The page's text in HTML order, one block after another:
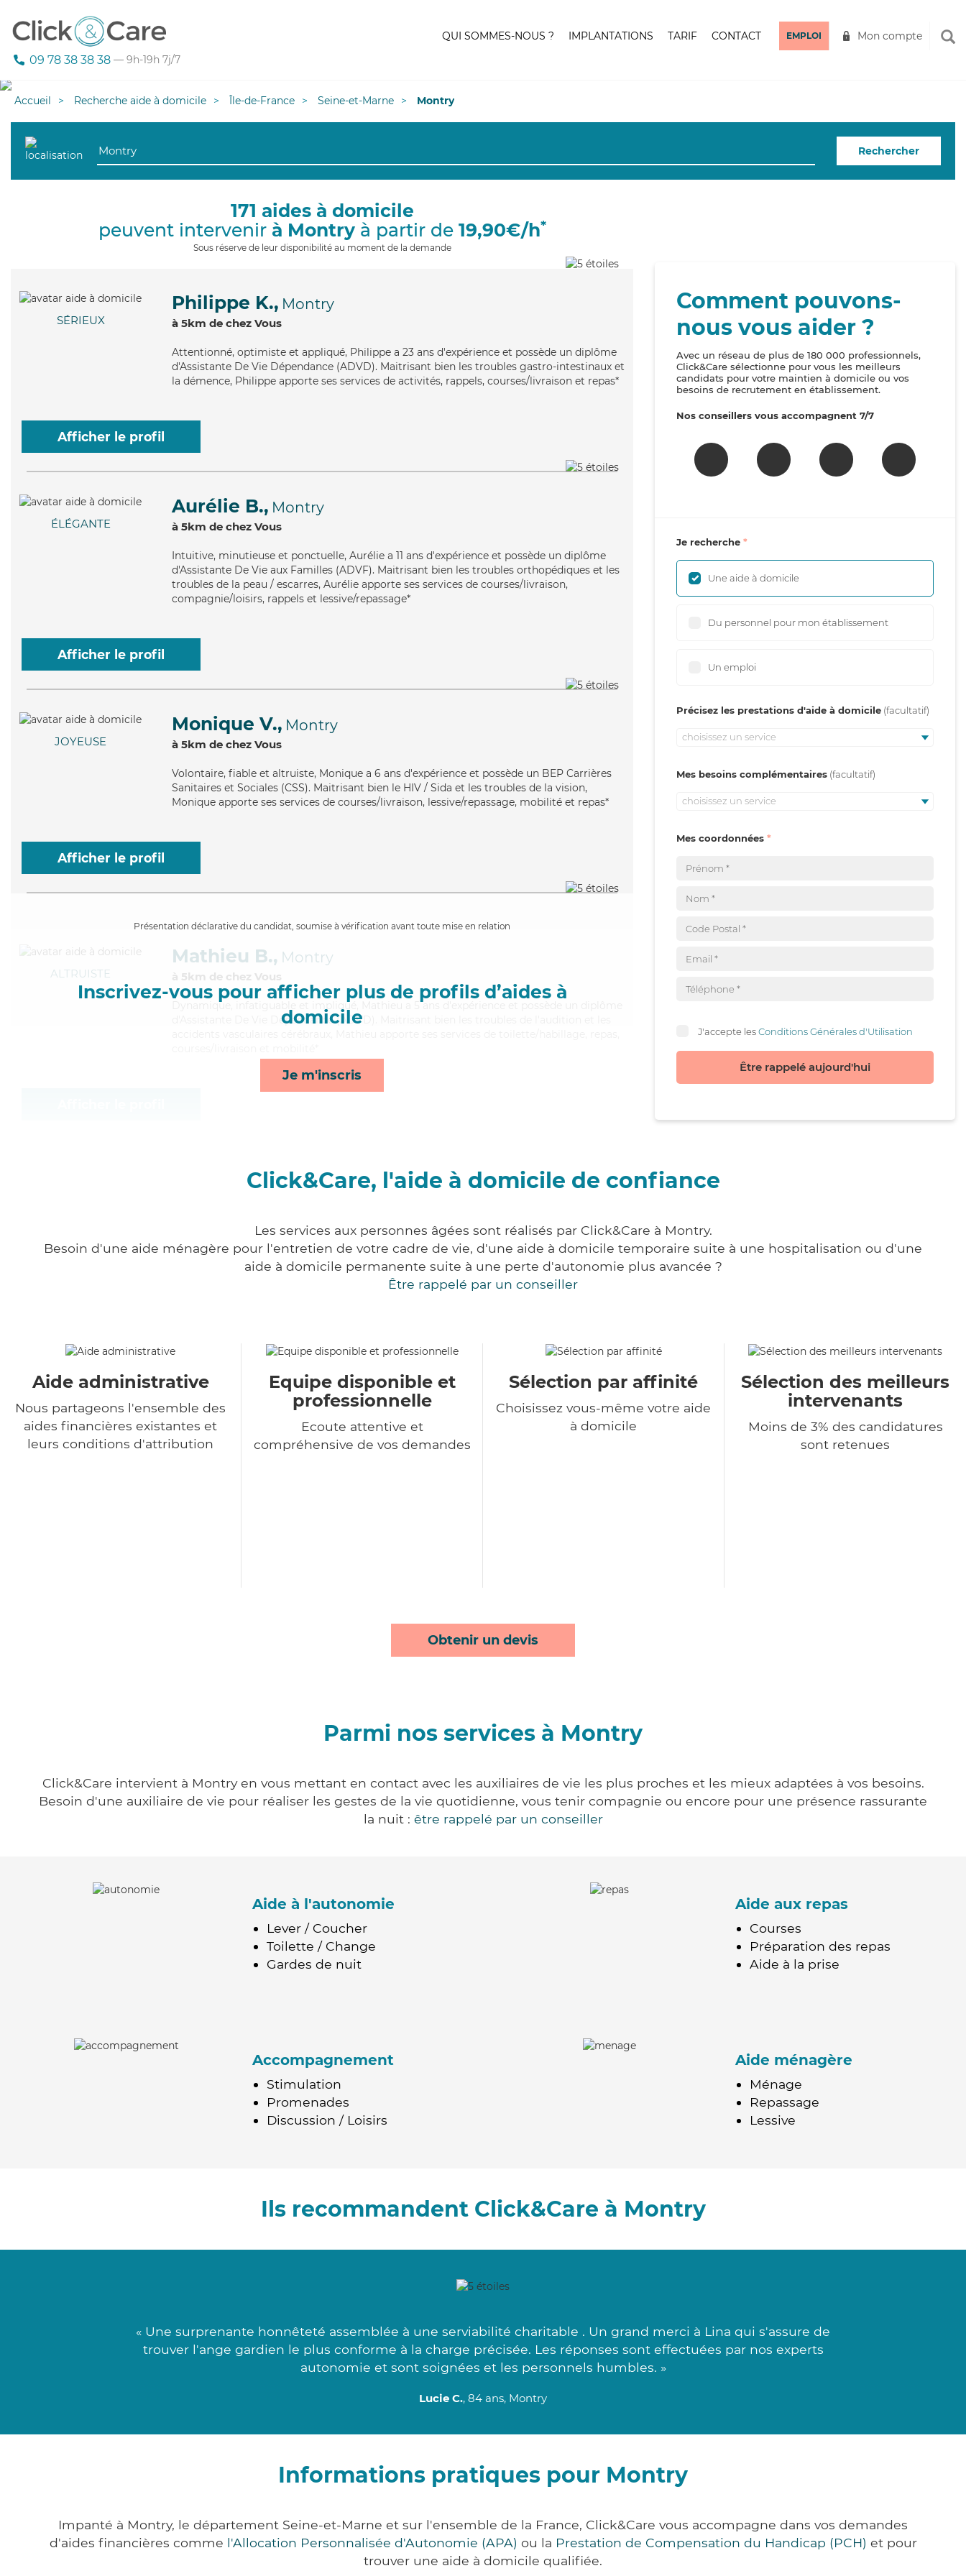
09 78 38 38 38 — 9h-19h 7j/7
QUI SOMMES-NOUS ? IMPLANTATIONS TARIF CONTACT EMPLOI Mon compte
Accueil Recherche aide à domicile Île-de-France Seine-et-Marne Montry
Rechercher
171 aides à domicile
peuvent intervenir à Montryà partir de 19,90€/h*
Sous réserve de leur disponibilité au moment de la demande
SÉRIEUX
Philippe K., Montry
à 5km de chez Vous
Attentionné, optimiste et appliqué, Philippe a 23 ans d'expérience et possède un diplôme
d'Assistante De Vie Dépendance (ADVD). Maitrisant bien les troubles gastro-intestinaux et
la démence, Philippe apporte ses services de activités, rappels, courses/livraison et repas*
Afficher le profil
ÉLÉGANTE
Aurélie B., Montry
à 5km de chez Vous
Intuitive, minutieuse et ponctuelle, Aurélie a 11 ans d'expérience et possède un diplôme
d'Assistante De Vie aux Familles (ADVF). Maitrisant bien les troubles orthopédiques et les
troubles de la peau / escarres, Aurélie apporte ses services de courses/livraison,
compagnie/loisirs, rappels et lessive/repassage*
Afficher le profil
JOYEUSE
Monique V., Montry
à 5km de chez Vous
Volontaire, fiable et altruiste, Monique a 6 ans d'expérience et possède un BEP Carrières
Sanitaires et Sociales (CSS). Maitrisant bien le HIV / Sida et les troubles de la vision,
Monique apporte ses services de courses/livraison, lessive/repassage, mobilité et repas*
Afficher le profil
Présentation déclarative du candidat, soumise à vérification avant toute mise en relation
Inscrivez-vous pour afficher plus de profils d’aides à
domicile
Je m'inscris
ALTRUISTE
Mathieu B., Montry
à 5km de chez Vous
Dynamique
, infatiguable et impliqué, Mathieu a 5 ans d'expérience et possède un diplôme
d'Assistante De Vie Dépendance (ADVD). Maitrisant bien les troubles de l'audition et les
Comment pouvons-
nous vous aider ?
Avec un réseau de plus de 180 000 professionnels,
Click&Care sélectionne pour vous les meilleurs
candidats pour votre maintien à domicile ou vos
besoins de recrutement en établissement.
Nos conseillers vous accompagnent 7/7
Je recherche
Une aide à domicile
Du personnel pour mon établissement
Un emploi
Précisez les prestations d'aide à domicile
choisissez un service
Mes besoins complémentaires
choisissez un service
Mes coordonnées
J'accepte lesConditions Générales d'Utilisation
Être rappelé aujourd'hui
Click&Care, l'aide à domicile de confiance
Les services aux personnes âgées sont réalisés par Click&Care à Montry.
Besoin d'une aide ménagère pour l'entretien de votre cadre de vie, d'une aide à domicile temporaire suite à une hospitalisation ou d'une
aide à domicile permanente suite à une perte d'autonomie plus avancée ?
Être rappelé par un conseiller
Aide administrative
Nous partageons l'ensemble des
aides financières existantes et
leurs conditions d'attribution
Equipe disponible et
professionnelle
Ecoute attentive et
compréhensive de vos demandes
Sélection par affinité
Choisissez vous-même votre aide
à domicile
Sélection des meilleurs
intervenants
Moins de 3% des candidatures
sont retenues
Obtenir un devis
Parmi nos services à Montry
Click&Care intervient à Montry en vous mettant en contact avec les auxiliaires de vie les plus proches et les mieux adaptées à vos besoins.
Besoin d'une auxiliaire de vie pour réaliser les gestes de la vie quotidienne, vous tenir compagnie ou encore pour une présence rassurante
la nuit : être rappelé par un conseiller
Aide à l'autonomie
Lever / Coucher
Toilette / Change
Gardes de nuit
Aide aux repas
Courses
Préparation des repas
Aide à la prise
Accompagnement
Stimulation
Promenades
Discussion / Loisirs
Aide ménagère
Ménage
Repassage
Lessive
Ils recommandent Click&Care à Montry
« Une surprenante honnêteté assemblée à une serviabilité charitable . Un grand merci à Lina qui s'assure de
trouver l'ange gardien le plus conforme à la charge précisée. Les réponses sont effectuées par nos experts
autonomie et sont soignées et les personnels humbles. »
Lucie C., 84 ans, Montry
Informations pratiques pour Montry
Impanté à Montry, le département Seine-et-Marne et sur l'ensemble de la France, Click&Care vous accompagne dans vos demandes
d'aides financières comme l'Allocation Personnalisée d'Autonomie (APA) ou la Prestation de Compensation du Handicap (PCH) et pour
trouver une aide à domicile qualifiée.